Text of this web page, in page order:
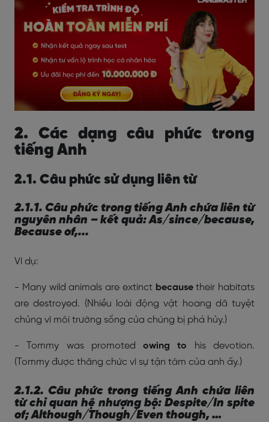
2. Các dạng câu phức trong
tiếng Anh
2.1. Câu phức sử dụng liên từ
2.1.1. Câu phức trong tiếng Anh chứa liên từ
nguyên nhân – kết quả: As/since/because,
Because of,...
Ví dụ:
- Many wild animals are extinct becausetheir habitats
are destroyed. (Nhiều loài động vật hoang dã tuyệt
chủng vì môi trường sống của chúng bị phá hủy.)
- Tommy was promotedowing to his devotion.
( Tommy được thăng chức vì sự tận tâm của anh ấy.)
2.1.2. Câu phức trong tiếng Anh chứa liên
từ chỉ quan hệ nhượng bộ: Despite/In spite
of; Although/Though/Even though, …